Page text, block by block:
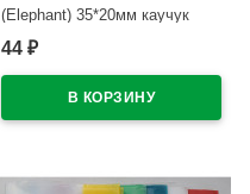
(Elephant) 35*20мм каучук
арт.300/40-48
44 ₽